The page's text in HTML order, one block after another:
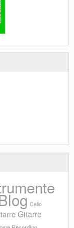
Cello
Gitarre